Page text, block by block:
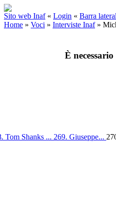
Sito web Inaf « Login « Barra
Home » Voci » Interviste Inaf»
È
Tom Shanks ... 269. Giuseppe...